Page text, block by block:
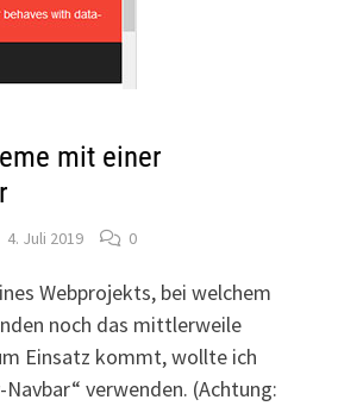
mit einer
4. Juli 2019 0
Webprojekts, bei welchem
noch das mittlerweile
Einsatz kommt, wollte ich
verwenden. (Achtung: